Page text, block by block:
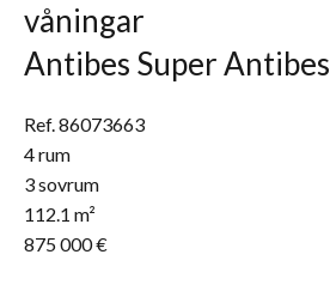
våningar
Antibes Super Antibes
Ref. 86073663
4 rum
3 sovrum
112.1 m²
875 000 €